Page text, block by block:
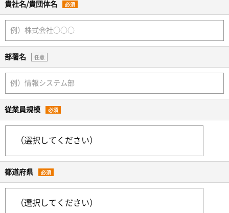
貴社名/貴団体名 必須
部署名 任意
従業員規模 必須
都道府県 必須